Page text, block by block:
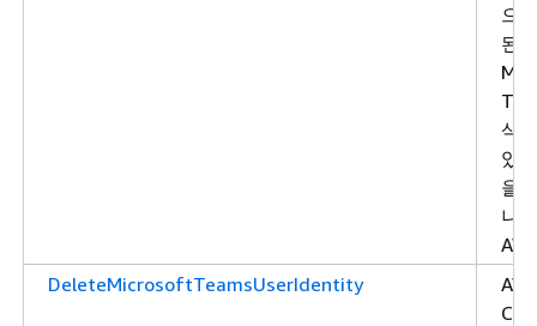
으
된
삭
있
을
니
DeleteMicrosoftTeamsUserIdentity